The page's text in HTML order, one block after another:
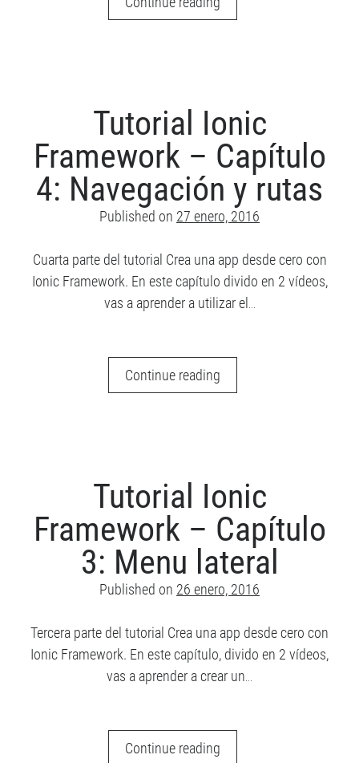
Ionic
Modelos
Tutorial Ionic
Framework – Capítulo
4: Navegación y rutas
Published on 27 enero, 2016
Cuarta parte del tutorial Crea una app desde cero con
Ionic Framework. En este capítulo divido en 2 vídeos,
vas a aprender a utilizar el…
Continue readingTutorial
Ionic
Navegación
y
Tutorial Ionic
Framework – Capítulo
3: Menu lateral
Published on 26 enero, 2016
Tercera parte del tutorial Crea una app desde cero con
Ionic Framework. En este capítulo, divido en 2 vídeos,
vas a aprender a crear un…
Continue readingTutorial